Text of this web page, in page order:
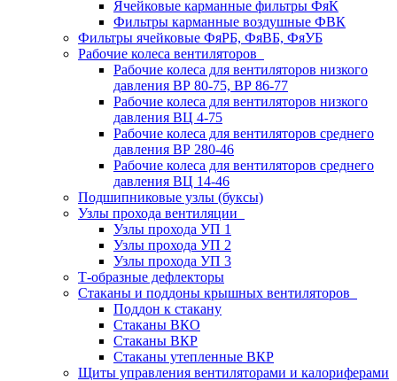
Ячейковые карманные фильтры ФяК
Фильтры карманные воздушные ФВК
Фильтры ячейковые ФяРБ, ФяВБ, ФяУБ
Рабочие колеса вентиляторов
Рабочие колеса для вентиляторов низкого
давления ВР 80-75, ВР 86-77
Рабочие колеса для вентиляторов низкого
давления ВЦ 4-75
Рабочие колеса для вентиляторов среднего
давления ВР 280-46
Рабочие колеса для вентиляторов среднего
давления ВЦ 14-46
Подшипниковые узлы (буксы)
Узлы прохода вентиляции
Узлы прохода УП 1
Узлы прохода УП 2
Узлы прохода УП 3
Т-образные дефлекторы
Стаканы и поддоны крышных вентиляторов
Поддон к стакану
Стаканы ВКО
Стаканы ВКР
Стаканы утепленные ВКР
Щиты управления вентиляторами и калориферами